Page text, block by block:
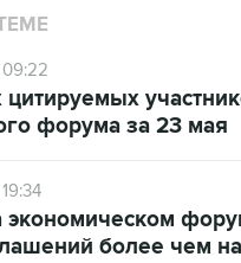
форума за 23 мая
экономическом
более чем